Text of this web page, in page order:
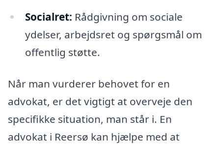
Socialret: Rådgivning om sociale
ydelser, arbejdsret og spørgsmål om
offentlig støtte.
Når man vurderer behovet for en
advokat, er det vigtigt at overveje den
specifikke situation, man står i. En
advokat i Reersø kan hjælpe med at